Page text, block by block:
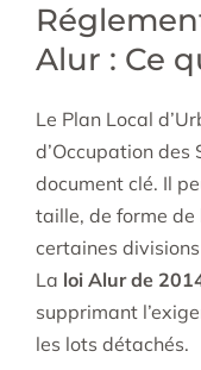
Alur : Ce
Le Plan Local
d’Occupation des
document clé. Il
taille, de forme
certaines
La loi Alur de
supprimant
les lots détachés.